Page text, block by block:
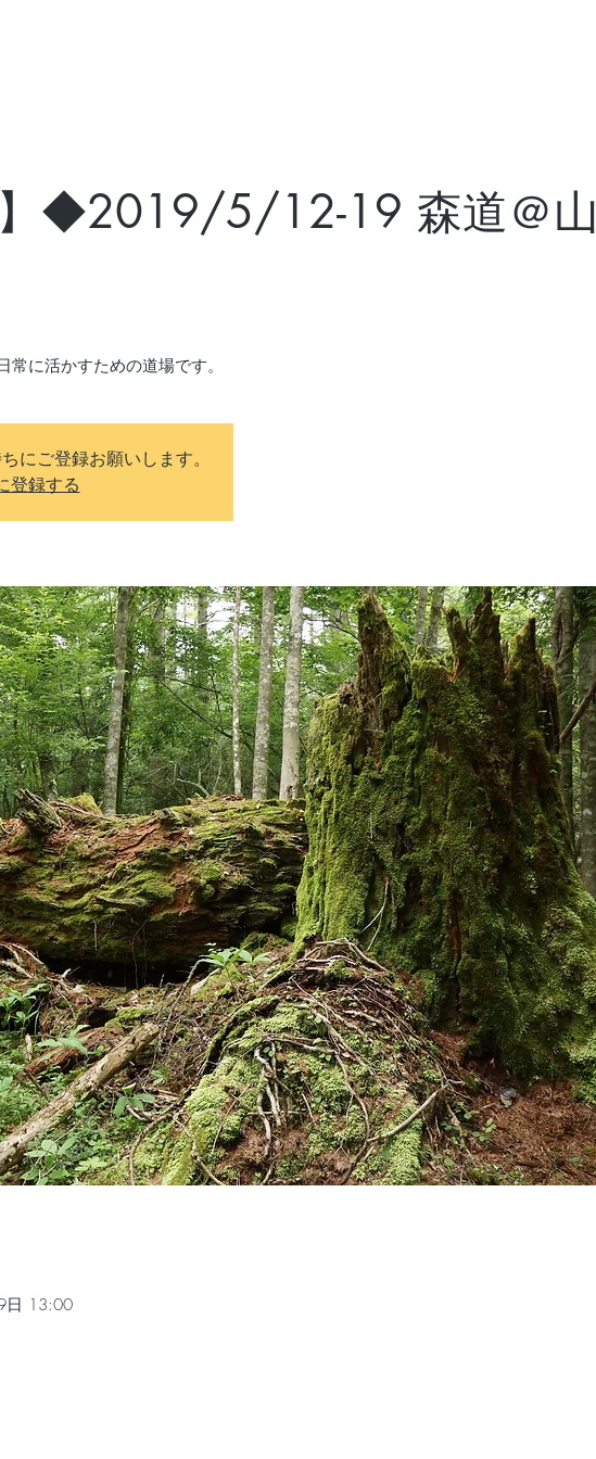
】◆2019/5/12-19 森道＠山
に活かすための道場です。
にご登録お願いします。
登録する
日 13:00